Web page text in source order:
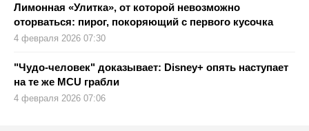
Лимонная «Улитка», от которой невозможно
оторваться: пирог, покоряющий с первого кусочка
4 февраля 2026 07:30
"Чудо‑человек" доказывает: Disney+ опять наступает
на те же MCU грабли
4 февраля 2026 07:06